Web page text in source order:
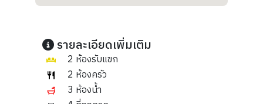
รายละเอียดเพิ่มเติม
2 ห้องรับแขก
2 ห้องครัว
3 ห้องน้ำ